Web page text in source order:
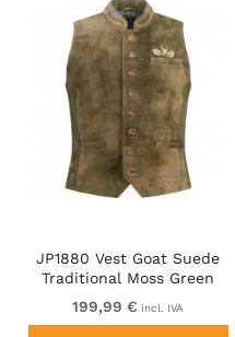
JP1880 Vest Goat Suede
Traditional Moss Green
199,99 € incl. IVA